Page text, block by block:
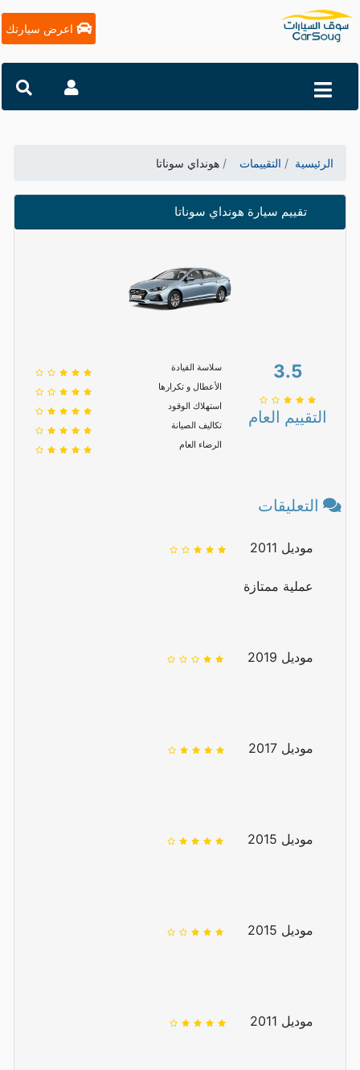
اعرض سيارتك
الرئيسية التقييمات هونداي سوناتا
تقييم سيارة هونداي سوناتا
3.5
التقييم العام
سلاسة القيادة
الأعطال و تكرارها
استهلاك الوقود
تكاليف الصيانة
الرضاء العام
التعليقات
موديل 2011
عملية ممتازة
موديل 2019
موديل 2017
موديل 2015
موديل 2015
موديل 2011